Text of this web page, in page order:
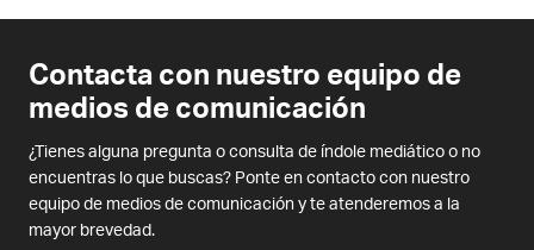
Contacta con nuestro equipo de
medios de comunicación
¿Tienes alguna pregunta o consulta de índole mediático o no
encuentras lo que buscas? Ponte en contacto con nuestro
equipo de medios de comunicación y te atenderemos a la
mayor brevedad.